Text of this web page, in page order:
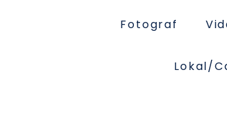
Fotograf
Lokal/